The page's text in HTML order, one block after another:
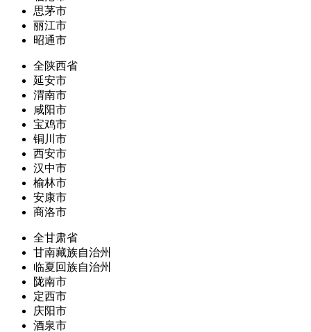
思茅市
丽江市
昭通市
全陕西省
延安市
渭南市
咸阳市
宝鸡市
铜川市
西安市
汉中市
榆林市
安康市
商洛市
全甘肃省
甘南藏族自治州
临夏回族自治州
陇南市
定西市
庆阳市
酒泉市